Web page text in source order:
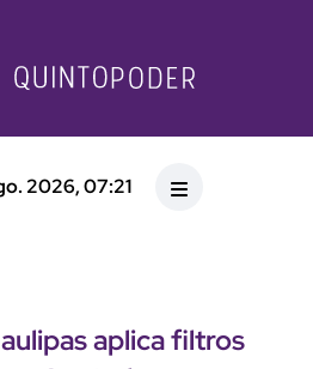
2026, 07:21
aplica filtros